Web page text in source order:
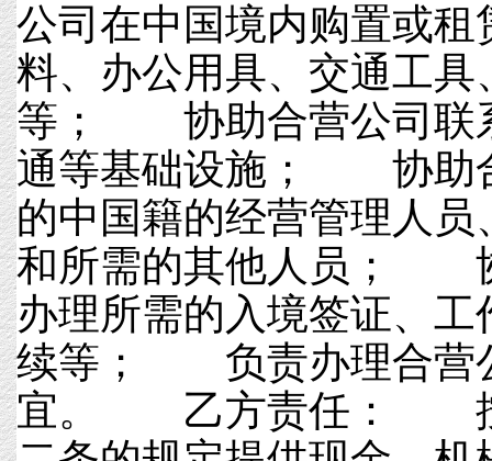
公司在中国境内购置或租
料、办公用具、交通工具
等； 协助合营公司联
通等基础设施； 协助
的中国籍的经营管理人
和所需的其他人员；
办理所需的入境签证、
续等； 负责办理合营
宜。 乙方责任： 按